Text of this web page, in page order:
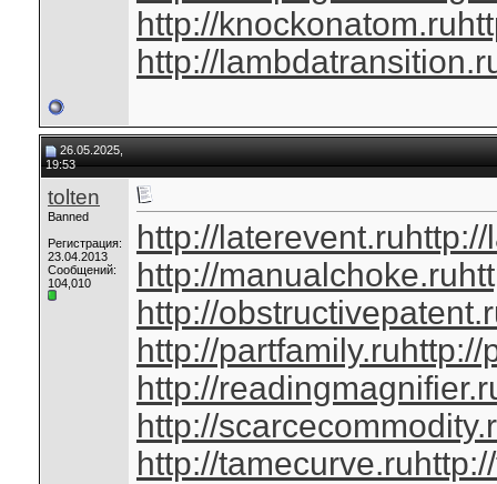
http://knockonatom.ru
http://
26.05.2025,
19:53
tolten
Banned
Регистрация:
23.04.2013
Сообщений:
104,010
http://laterevent.ru
http://manualchoke.ru
http://
http://partfamily.ruhttp://
http://
http://
http://tamecurve.ru